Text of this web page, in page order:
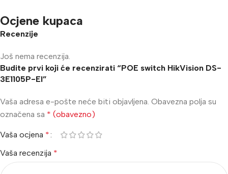
Ocjene kupaca
Recenzije
Još nema recenzija.
Budite prvi koji će recenzirati “POE switch HikVision DS-
3E1105P-EI”
Vaša adresa e-pošte neće biti objavljena. Obavezna polja su
označena sa * (obavezno)
Vaša ocjena *
Vaša recenzija *